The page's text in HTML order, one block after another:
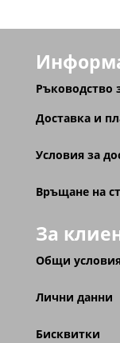
Ръководство
Доставка и
Условия за
Връщане на
За
Общи
Лични данни
Бисквитки